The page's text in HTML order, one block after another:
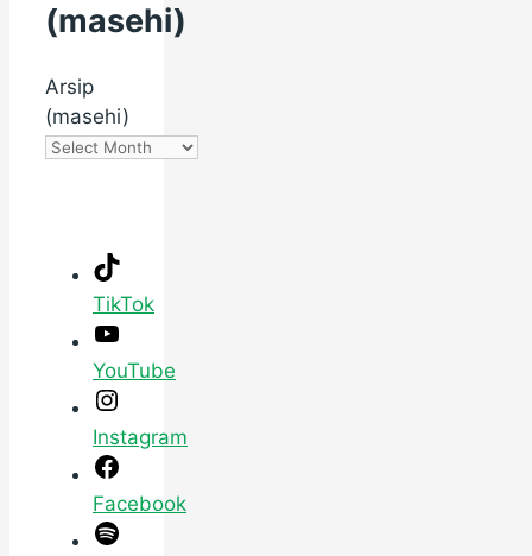
(masehi)
Arsip
(masehi)
TikTok
YouTube
Instagram
Facebook